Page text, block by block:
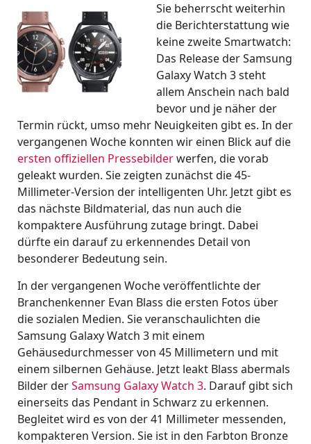
Sie beherrscht weiterhin
die Berichterstattung wie
keine zweite Smartwatch:
Das Release der Samsung
Galaxy Watch 3 steht
allem Anschein nach bald
bevor und je näher der
Termin rückt, umso mehr Neuigkeiten gibt es. In der
vergangenen Woche konnten wir einen Blick auf die
ersten offiziellen Pressebilderwerfen, die vorab
geleakt wurden. Sie zeigten zunächst die 45-
Millimeter-Version der intelligenten Uhr. Jetzt gibt es
das nächste Bildmaterial, das nun auch die
kompaktere Ausführung zutage bringt. Dabei
dürfte ein darauf zu erkennendes Detail von
besonderer Bedeutung sein.
In der vergangenen Woche veröffentlichte der
Branchenkenner Evan Blass die ersten Fotos über
die sozialen Medien. Sie veranschaulichten die
Samsung Galaxy Watch 3 mit einem
Gehäusedurchmesser von 45 Millimetern und mit
einem silbernen Gehäuse. Jetzt leakt Blass abermals
Bilder derSamsung Galaxy Watch 3. Darauf gibt sich
einerseits das Pendant in Schwarz zu erkennen.
Begleitet wird es von der 41 Millimeter messenden,
kompakteren Version. Sie ist in den Farbton Bronze